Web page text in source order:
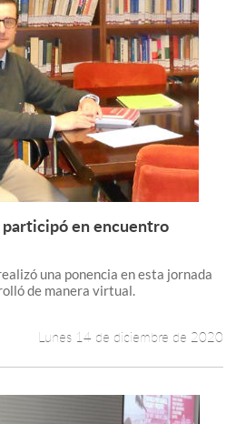
Leer más +
en encuentro
una ponencia en esta jornada
de manera virtual.
Lunes 14 de diciembre de 2020